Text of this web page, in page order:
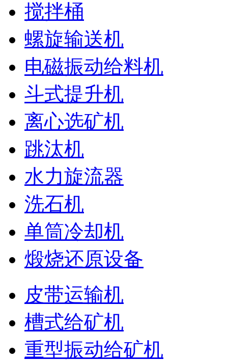
搅拌桶
螺旋输送机
电磁振动给料机
斗式提升机
离心选矿机
跳汰机
水力旋流器
洗石机
单筒冷却机
煅烧还原设备
皮带运输机
槽式给矿机
重型振动给矿机